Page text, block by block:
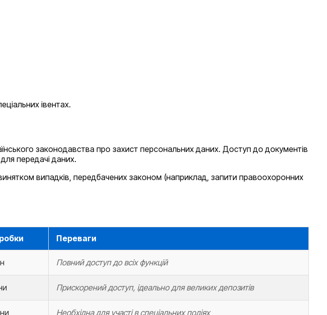
івентах.
законодавства про захист персональних даних. Доступ до документів
передачі даних.
випадків, передбачених законом (наприклад, запити правоохоронних
Переваги
Повний доступ до всіх функцій
Прискорений доступ, ідеально для великих депозитів
Необхідна для участі в спеціальних подіях